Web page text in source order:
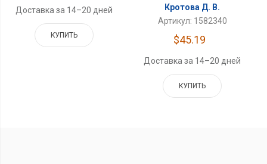
Доставка за 14–20 дней
КУПИТЬ
Кротова Д. В.
Артикул: 1582340
$45.19
Доставка за 14–20 дней
КУПИТЬ